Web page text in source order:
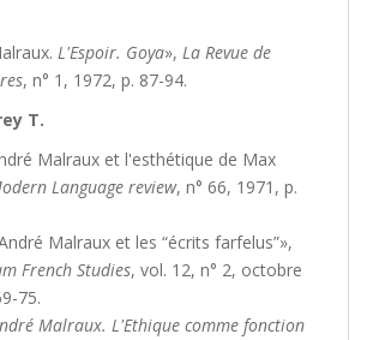
L'Espoir. Goya», La Revue de
, n° 1, 1972, p. 87-94.
T.
Malraux et l'esthétique de Max
Language review, n° 66, 1971, p.
Malraux et les “écrits farfelus”»,
French Studies, vol. 12, n° 2, octobre
75.
Malraux. L'Ethique comme fonction